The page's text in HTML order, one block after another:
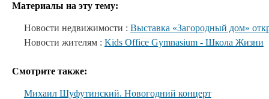
Материалы на эту тему:
Новости недвижимости : Выставка «Загородный дом»
Новости жителям : Kids Office Gymnasium - Школа Жизни
Смотрите также:
Михаил Шуфутинский. Новогодний концерт